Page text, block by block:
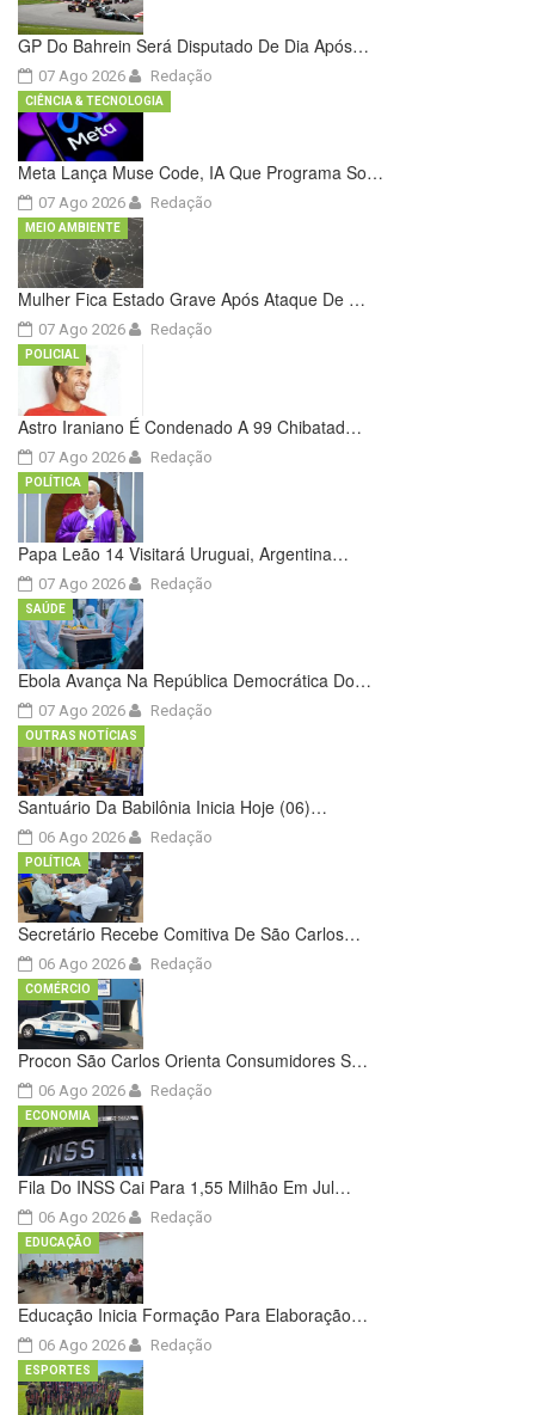
GP Do Bahrein Será Disputado De Dia Após…
07 Ago 2026 Redação
Meta Lança Muse Code, IA Que Programa So…
07 Ago 2026
CIÊNCIA & TECNOLOGIA
Redação
Mulher Fica Estado Grave Após Ataque De …
07 Ago 2026
MEIO AMBIENTE
Redação
Astro Iraniano É Condenado A 99 Chibatad…
07 Ago 2026
POLICIAL
Redação
Papa Leão 14 Visitará Uruguai, Argentina…
07 Ago 2026
POLÍTICA
Redação
Ebola Avança Na República Democrática Do…
07 Ago 2026
SAÚDE
Redação
Santuário Da Babilônia Inicia Hoje (06)…
06 Ago 2026
OUTRAS NOTÍCIAS
Redação
Secretário Recebe Comitiva De São Carlos…
06 Ago 2026
POLÍTICA
Redação
Procon São Carlos Orienta Consumidores S…
06 Ago 2026
COMÉRCIO
Redação
Fila Do INSS Cai Para 1,55 Milhão Em Jul…
06 Ago 2026
ECONOMIA
Redação
Educação Inicia Formação Para Elaboração…
06 Ago 2026
EDUCAÇÃO
Redação
ESPORTES